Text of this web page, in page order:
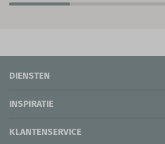
DIENSTEN
INSPIRATIE
KLANTENSERVICE